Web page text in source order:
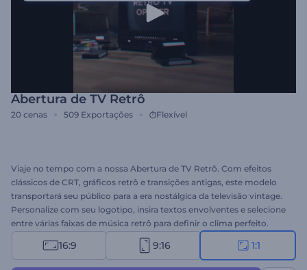
Abertura de TV Retrô
20 cenas 509 Exportações Flexível
Viaje no tempo com a nossa Abertura de TV Retrô. Com efeitos
clássicos de CRT, gráficos retrô e transições antigas, este modelo
transportará seu público para a era nostálgica da televisão vintage.
Personalize com seu logotipo, insira textos envolventes e selecione
entre várias faixas de música retrô para definir o clima perfeito.
Ideal para projetos temáticos retrô, introduções de marcas
nostálgicas, aberturas de séries retrô e muito mais. Comece a criar
16:9 9:16 1:1